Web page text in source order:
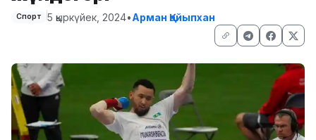
Спорт 5 қыркүйек, 2024•Арман Қайыпхан